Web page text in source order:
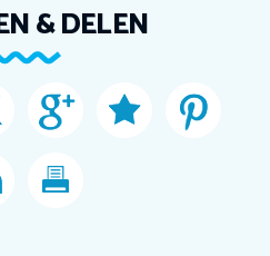
& DELEN